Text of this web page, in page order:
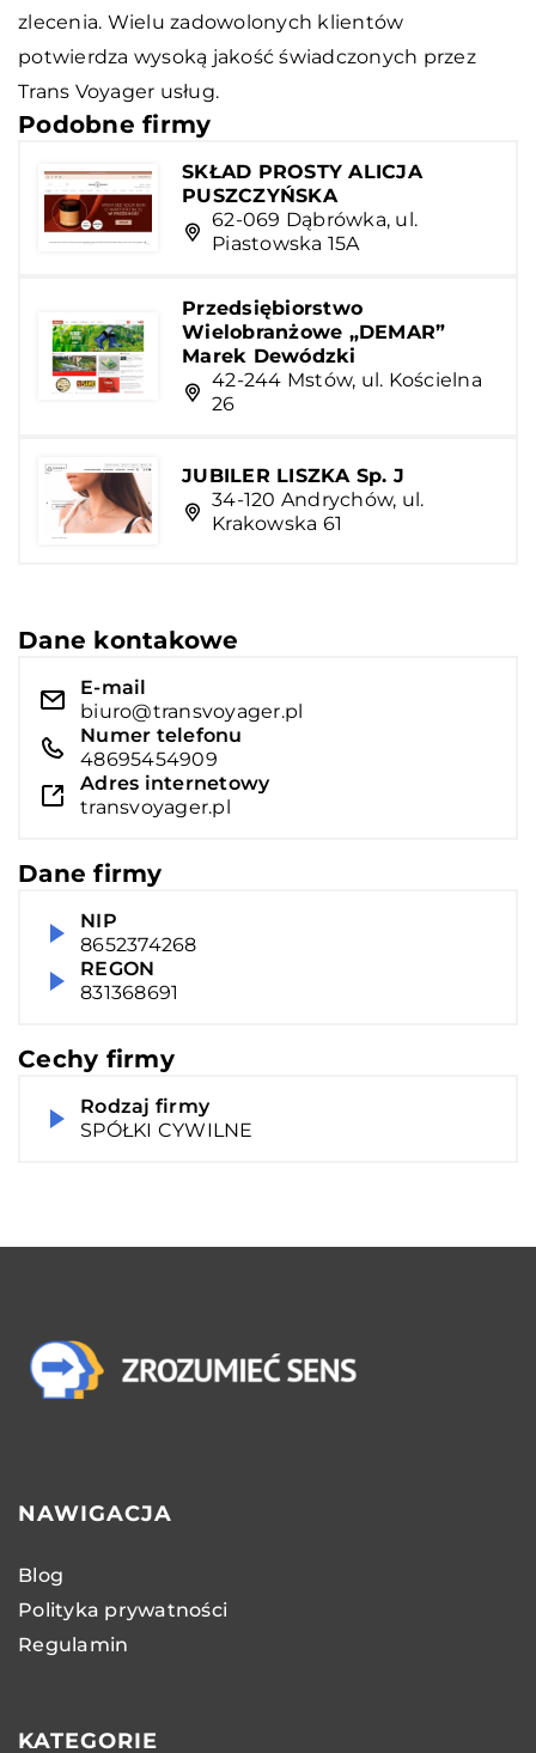
zlecenia. Wielu zadowolonych klientów
potwierdza wysoką jakość świadczonych przez
Trans Voyager usług.
Podobne firmy
SKŁAD PROSTY ALICJA
PUSZCZYŃSKA
62-069 Dąbrówka, ul.
Piastowska 15A
Przedsiębiorstwo
Wielobranżowe „DEMAR”
Marek Dewódzki
42-244 Mstów, ul. Kościelna
26
JUBILER LISZKA Sp. J
34-120 Andrychów, ul.
Krakowska 61
Dane kontakowe
E-mail
biuro@transvoyager.pl
Numer telefonu
48695454909
Adres internetowy
transvoyager.pl
Dane firmy
NIP
8652374268
REGON
831368691
Cechy firmy
Rodzaj firmy
SPÓŁKI CYWILNE
NAWIGACJA
Blog
Polityka prywatności
Regulamin
KATEGORIE